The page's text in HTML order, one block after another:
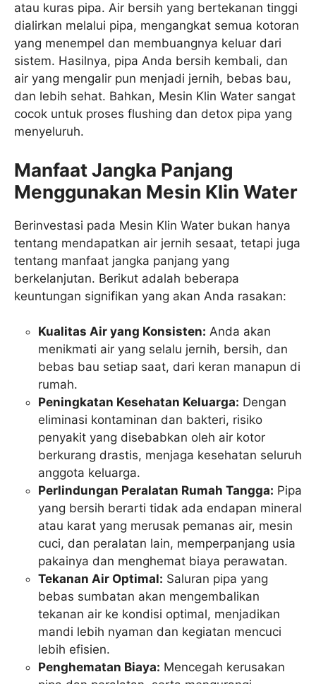
atau kuras pipa. Air bersih yang bertekanan tinggi
dialirkan melalui pipa, mengangkat semua kotoran
yang menempel dan membuangnya keluar dari
sistem. Hasilnya, pipa Anda bersih kembali, dan
air yang mengalir pun menjadi jernih, bebas bau,
dan lebih sehat. Bahkan, Mesin Klin Water sangat
cocok untuk proses flushing dan detox pipa yang
menyeluruh.
Manfaat Jangka Panjang
Menggunakan Mesin Klin Water
Berinvestasi pada Mesin Klin Water bukan hanya
tentang mendapatkan air jernih sesaat, tetapi juga
tentang manfaat jangka panjang yang
berkelanjutan. Berikut adalah beberapa
keuntungan signifikan yang akan Anda rasakan:
Kualitas Air yang Konsisten: Anda akan
menikmati air yang selalu jernih, bersih, dan
bebas bau setiap saat, dari keran manapun di
rumah.
Peningkatan Kesehatan Keluarga: Dengan
eliminasi kontaminan dan bakteri, risiko
penyakit yang disebabkan oleh air kotor
berkurang drastis, menjaga kesehatan seluruh
anggota keluarga.
Perlindungan Peralatan Rumah Tangga: Pipa
yang bersih berarti tidak ada endapan mineral
atau karat yang merusak pemanas air, mesin
cuci, dan peralatan lain, memperpanjang usia
pakainya dan menghemat biaya perawatan.
Tekanan Air Optimal: Saluran pipa yang
bebas sumbatan akan mengembalikan
tekanan air ke kondisi optimal, menjadikan
mandi lebih nyaman dan kegiatan mencuci
lebih efisien.
Penghematan Biaya: Mencegah kerusakan